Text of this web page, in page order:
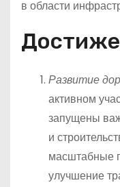
в области
Развитие
активном
запущены
и
масштабные
улучшение